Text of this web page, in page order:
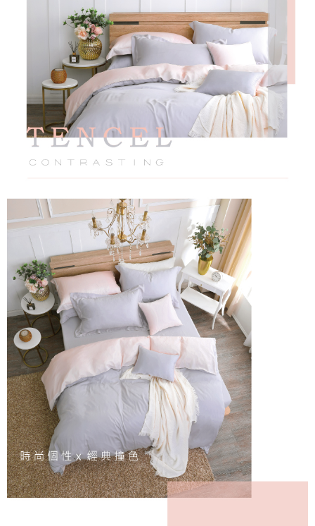
易，需依本服務之必要範圍內提供個人資料，並將交易相關給付款項請求債
權轉讓予恩沛科技股份有限公司。
２．關於個人資料處理事宜，請瀏覽以下網址：
https://aftee.tw/terms/#terms3
３．未成年的使用者請事先徵得法定代理人或監護人之同意方可使用
「AFTEE先享後付」，若未經同意申辦者引起之損失，本公司不負相關責
４．使用「AFTEE先享後付」時，將依據個別帳號之用戶狀況，依本公司即
時審查核予不同之上限額度；若仍有額度不足之情形，本公司將視審查結果
請求用戶進行身份認證。
５．嚴禁一人註冊多個帳號或使用他人資訊註冊。若發現惡意使用之情形，
恩沛科技股份有限公司將有權停止該用戶之使用額度並採取法律行動。
每筆NT$100，滿NT$499(含以上)免運費